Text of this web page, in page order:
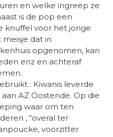
en welke ingreep ze
is de pop een
knuffel voor het jonge
dat in
opgenomen, kan
enz en achteraf
: Kiwanis leverde
AZ Oostende. Op die
waar om ten
, “overal ter
voorzitter